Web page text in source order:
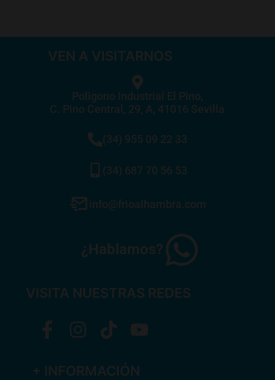
VEN A VISITARNOS
Poligono Industrial El Pino,
C. Pino Central, 29, A, 41016 Sevilla
(34) 955 09 22 33
(34) 687 70 56 53
info@frioalhambra.com
¿Hablamos?
VISITA NUESTRAS REDES
+ INFORMACIÓN